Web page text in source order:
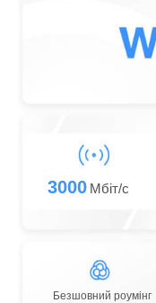
3000 Мбіт/с
Безшовний роумінг